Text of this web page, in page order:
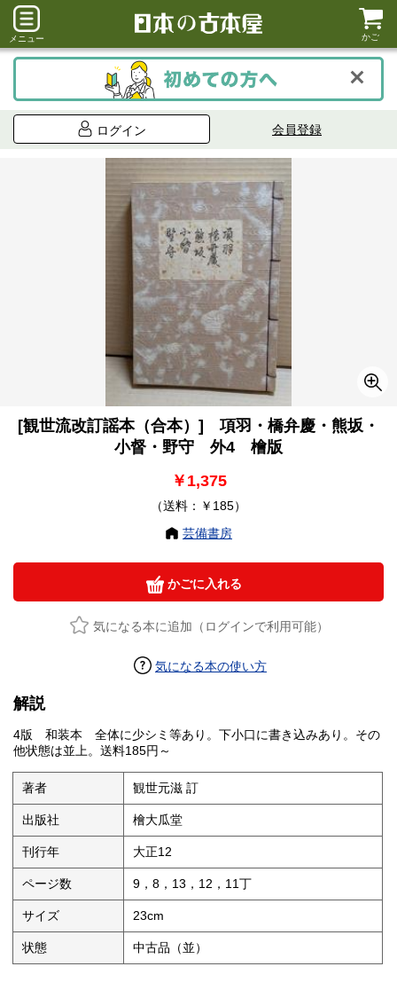
メニュー かご
ログイン 会員登録
[観世流改訂謡本（合本）] 項羽・橋弁慶・熊坂・
小督・野守 外4 檜版
￥1,375
（送料：￥185）
芸備書房
かごに入れる
気になる本に追加（ログインで利用可能）
気になる本の使い方
解説
4版 和装本 全体に少シミ等あり。下小口に書き込みあり。その
他状態は並上。送料185円～
著者 観世元滋 訂
出版社 檜大瓜堂
刊行年 大正12
ページ数 9，8，13，12，11丁
サイズ 23cm
状態 中古品（並）